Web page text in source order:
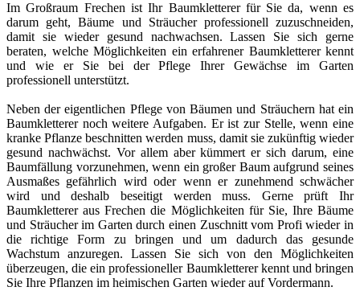
Im Großraum Frechen ist Ihr Baumkletterer für Sie da, wenn es
darum geht, Bäume und Sträucher professionell zuzuschneiden,
damit sie wieder gesund nachwachsen. Lassen Sie sich gerne
beraten, welche Möglichkeiten ein erfahrener Baumkletterer kennt
und wie er Sie bei der Pflege Ihrer Gewächse im Garten
professionell unterstützt.
Neben der eigentlichen Pflege von Bäumen und Sträuchern hat ein
Baumkletterer noch weitere Aufgaben. Er ist zur Stelle, wenn eine
kranke Pflanze beschnitten werden muss, damit sie zukünftig wieder
gesund nachwächst. Vor allem aber kümmert er sich darum, eine
Baumfällung vorzunehmen, wenn ein großer Baum aufgrund seines
Ausmaßes gefährlich wird oder wenn er zunehmend schwächer
wird und deshalb beseitigt werden muss. Gerne prüft Ihr
Baumkletterer aus Frechen die Möglichkeiten für Sie, Ihre Bäume
und Sträucher im Garten durch einen Zuschnitt vom Profi wieder in
die richtige Form zu bringen und um dadurch das gesunde
Wachstum anzuregen. Lassen Sie sich von den Möglichkeiten
überzeugen, die ein professioneller Baumkletterer kennt und bringen
Sie Ihre Pflanzen im heimischen Garten wieder auf Vordermann.